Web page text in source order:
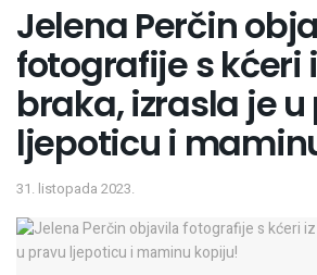
Jelena Perčin
fotografije s kćeri
braka, izrasla je
ljepoticu i
31. listopada 2023.